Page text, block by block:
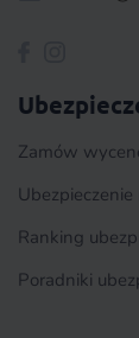
Zamów
Ubezpieczenie
Ranking
Poradniki